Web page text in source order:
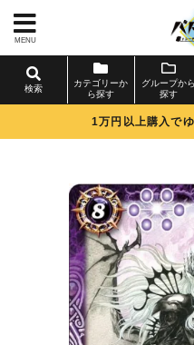
MENU
検索
カテゴリーか
ら探す
グループから
探す
1万円以上購入で